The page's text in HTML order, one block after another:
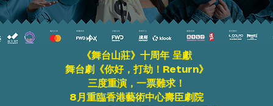
《舞台山莊》十周年 呈獻
舞台劇《你好，打劫！Return》
三度重演，一票難求！
8月重臨香港藝術中心壽臣劇院